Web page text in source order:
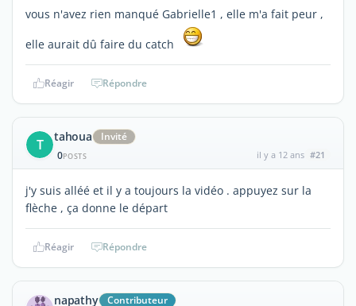
vous n'avez rien manqué Gabrielle1 , elle m'a fait peur ,
elle aurait dû faire du catch
Réagir Répondre
T tahoua
Invité
0POSTS il y a 12 ans #21
j'y suis alléé et il y a toujours la vidéo . appuyez sur la
flèche , ça donne le départ
Réagir Répondre
napathy Contributeur